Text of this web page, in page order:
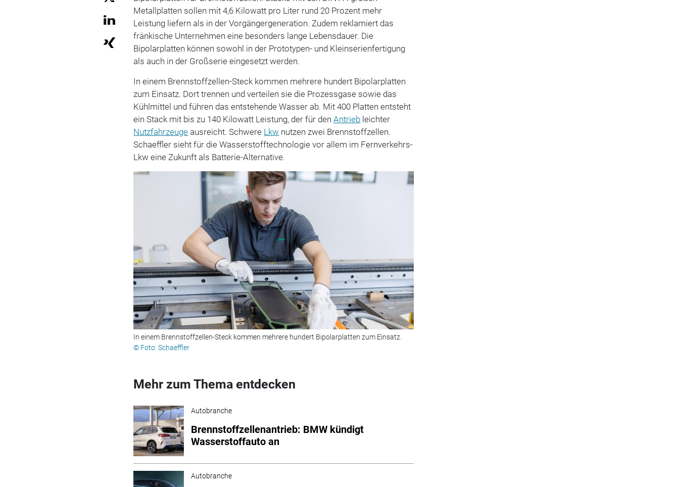
Metallplatten sollen mit 4,6 Kilowatt pro Liter rund 20 Prozent mehr
Leistung liefern als in der Vorgängergeneration. Zudem reklamiert das
fränkische Unternehmen eine besonders lange Lebensdauer. Die
Bipolarplatten können sowohl in der Prototypen- und Kleinserienfertigung
als auch in der Großserie eingesetzt werden.
In einem Brennstoffzellen-Steck kommen mehrere hundert Bipolarplatten
zum Einsatz. Dort trennen und verteilen sie die Prozessgase sowie das
Kühlmittel und führen das entstehende Wasser ab. Mit 400 Platten entsteht
ein Stack mit bis zu 140 Kilowatt Leistung, der für denAntrieb leichter
Nutzfahrzeuge ausreicht. Schwere Lkw nutzen zwei Brennstoffzellen.
Schaeffler sieht für die Wasserstofftechnologie vor allem im Fernverkehrs-
Lkw eine Zukunft als Batterie-Alternative.
In einem Brennstoffzellen-Steck kommen mehrere hundert Bipolarplatten zum Einsatz.
© Foto: Schaeffler
Mehr zum Thema entdecken
Autobranche
Brennstoffzellenantrieb: BMW kündigt
Wasserstoffauto an
Autobranche